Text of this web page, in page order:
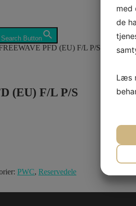
Search Button
PFD (EU) F/L P/S
(EU) F/L P/S
PWC, Reservedele
med
de
Læs